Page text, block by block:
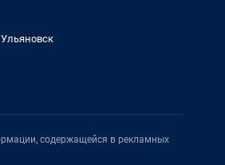
Ульяновск
содержащейся в рекламных